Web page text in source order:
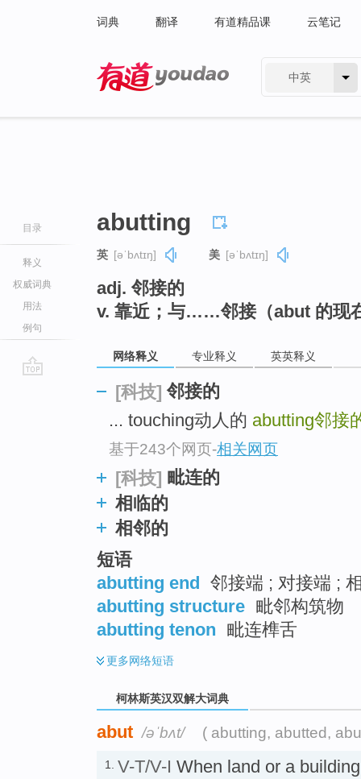
词典 翻译 有道精品课 云笔记
中英
目录
释义
权威词典
用法
例句
abutting
英 [əˈbʌtɪŋ] 美 [əˈbʌtɪŋ]
adj. 邻接的
v. 靠近；与……邻接（abut 的现
网络释义 专业释义 英英释义
[科技] 邻接的
... touching动人的 abutting邻接
基于243个网页-相关网页
[科技] 毗连的
相临的
相邻的
短语
abutting end 邻接端 ; 对接端 ;
abutting structure 毗邻构筑物
abutting tenon 毗连榫舌
更多网络短语
柯林斯英汉双解大词典
abut /əˈbʌt/ ( abutting, abutted,
1. V-T/V-I When land or a